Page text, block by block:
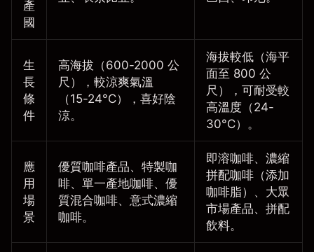
產
國
生
長
條
件
高海拔（600-2000 公
尺），較涼爽氣溫
（15-24°C），喜好陰
涼。
海拔較低（海平
面至 800 公
尺），可耐受較
高溫度（24-
30°C）。
應
用
場
景
優質咖啡產品、特製咖
啡、單一產地咖啡、優
質混合咖啡、意式濃縮
咖啡。
即溶咖啡、濃縮
拼配咖啡（添加
咖啡脂）、大眾
市場產品、拼配
飲料。